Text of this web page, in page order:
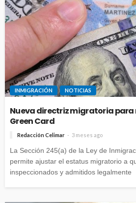
INMIGRACIÓN NOTICIAS
Nueva directriz migratoria
Green Card
Redacción Celimar 3 meses ago
La Sección 245(a) de la Ley de
permite ajustar el estatus migratorio a
inspeccionados y admitidos legalmente